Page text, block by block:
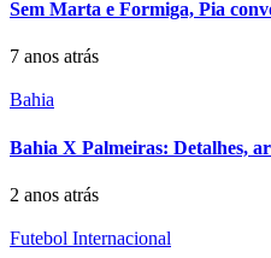
Sem Marta e Formiga, Pia
7 anos atrás
Bahia
Bahia X Palmeiras: Detalhes,
2 anos atrás
Futebol Internacional